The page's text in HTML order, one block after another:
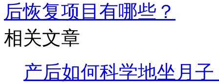
后恢复项目有哪些？
相关文章
产后如何科学地坐月子